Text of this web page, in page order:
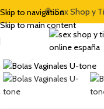
Skip to navigation
Skip to main content
🍭 Sex Shop y
Clic para ampliar
BIENVENIDA DEL 5% CON EL